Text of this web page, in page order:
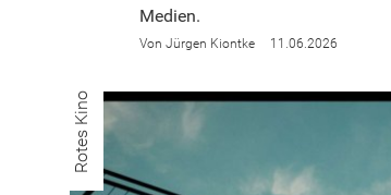
Medien.
Jürgen Kiontke 11.06.2026
Rotes Kino